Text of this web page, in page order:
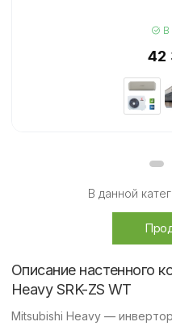
В
42
В данной
Описание настенного
Heavy SRK-ZS WT
Mitsubishi Heavy —